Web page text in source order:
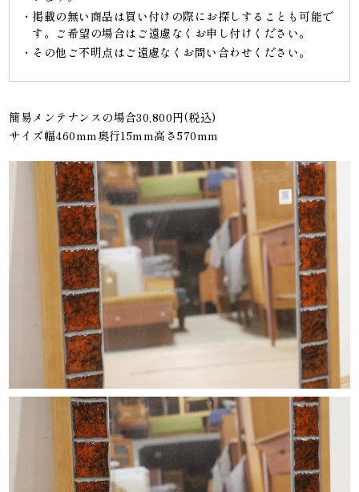
掲載の無い商品は買い付けの際にお探しすることも可能で
す。ご希望の場合はご遠慮なくお申し付けください。
その他ご不明点はご遠慮なくお問い合わせください。
簡易メンテナンスの場合30,800円(税込)
サイズ幅460mm奥行15mm高さ570mm